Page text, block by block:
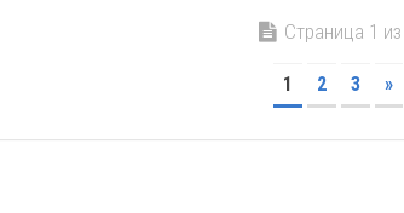
Страница 1
1 2 3 »